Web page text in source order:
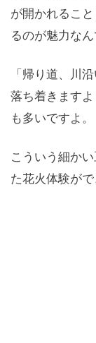
が開かれるこ
るのが魅力なん
「帰り道、川
落ち着きます
も多いですよ。
こういう細か
た花火体験が